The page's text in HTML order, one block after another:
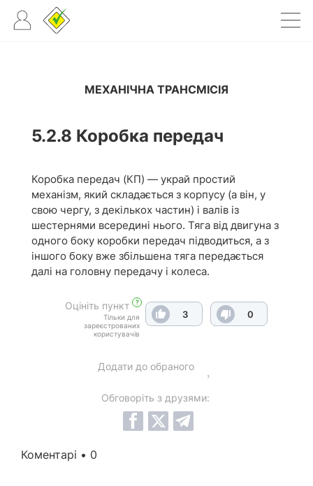
МЕХАНІЧНА ТРАНСМІСІЯ
5.2.8 Коробка передач
Коробка передач (КП) — украй простий
механізм, який складається з корпусу (а він, у
свою чергу, з декількох частин) і валів із
шестернями всередині нього. Тяга від двигуна з
одного боку коробки передач підводиться, а з
іншого боку вже збільшена тяга передається
далі на головну передачу і колеса.
Оцініть пункт ?
Тільки для
зареєстрованих
користувачів
3 0
Додати до обраного
Обговоріть з друзями:
Коментарі • 0